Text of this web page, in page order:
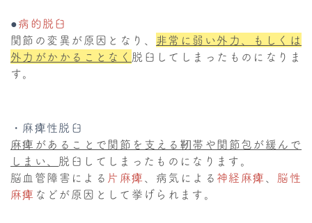
●病的脱臼
関節の変異が原因となり、 非常に弱い外力、もしくは
外力がかかることなく 脱臼してしまったものになりま
す。
・麻痺性脱臼
麻痺があることで関節を支える靭帯や関節包が緩んで
しまい、 脱臼してしまったものになります。
脳血管障害による 片麻痺、病気による 神経麻痺、 脳性
麻痺 などが原因として挙げられます。